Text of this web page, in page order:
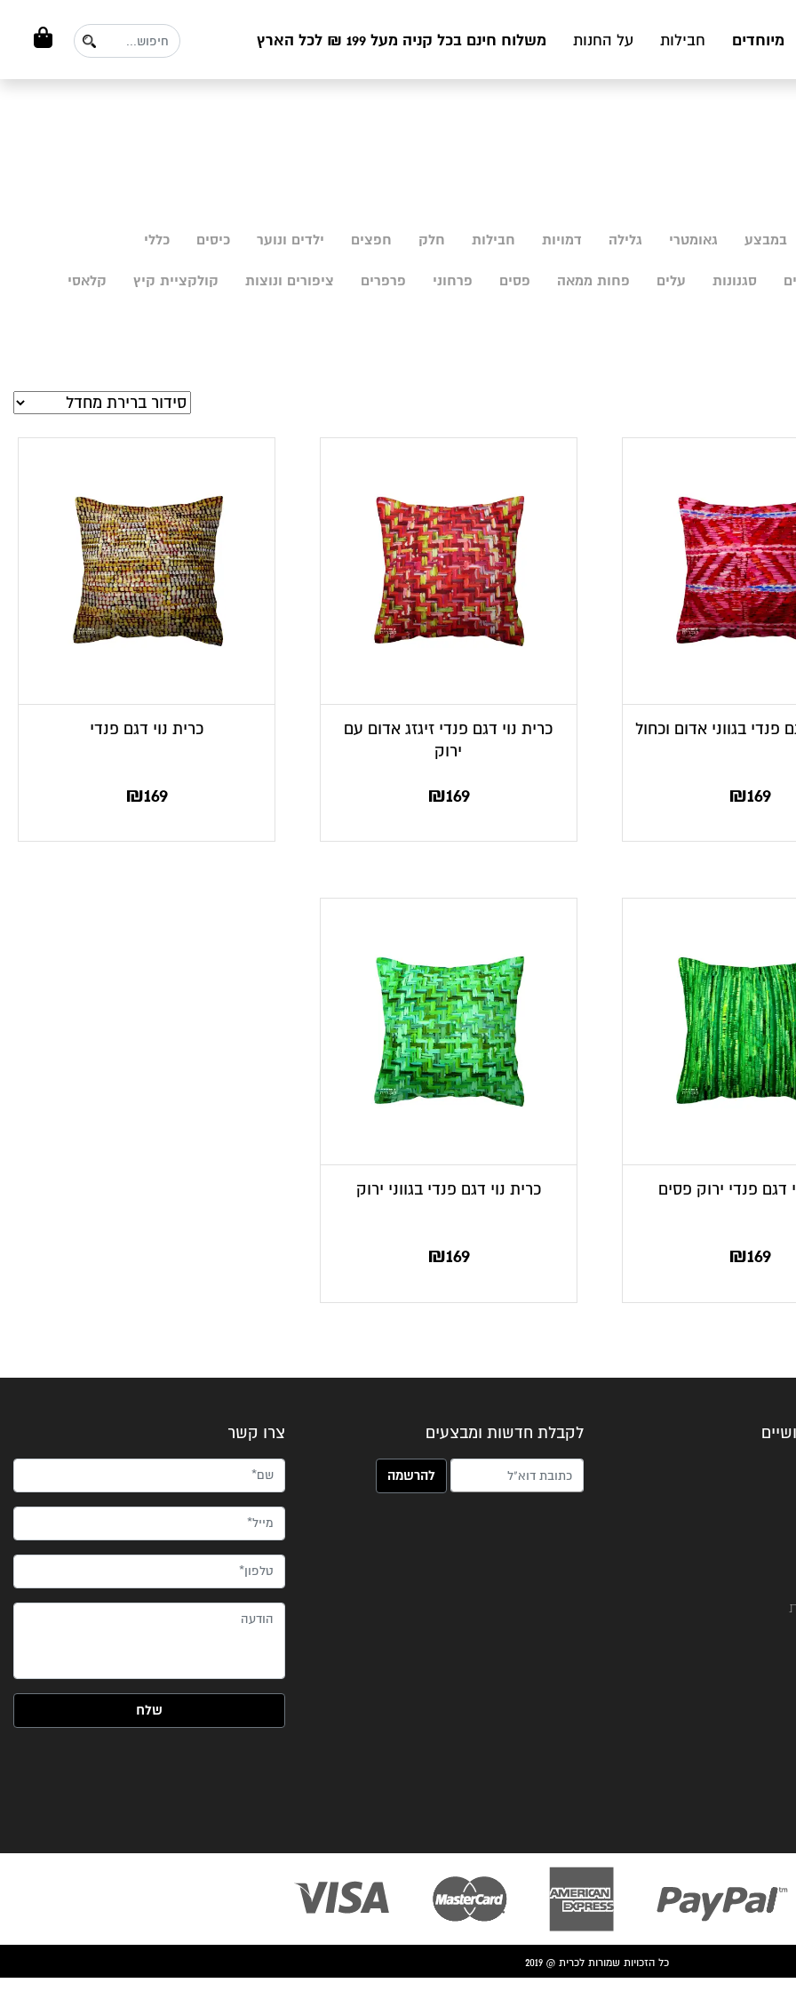
מיוחדים חבילות על החנות משלוח חינם בכל קניה מעל 199 ₪ לכל הארץ
במבצע גאומטרי גלילה דמויות חבילות חלק חפצים ילדים ונוער כיסים כללי
סגנונות עלים פחות ממאה פסים פרחוני פרפרים ציפורים ונוצות קולקציית קיץ קלאסי
פנדי בגווני אדום וכחול
₪169
כרית נוי דגם פנדי זיגזג אדום עם
ירוק
₪169
כרית נוי דגם פנדי
₪169
דגם פנדי ירוק פסים
₪169
כרית נוי דגם פנדי בגווני ירוק
₪169
לקבלת חדשות ומבצעים
האימייל שלך (חובה)
צרו קשר
שם*
מייל*
טלפון*
הודעה
כל הזכויות שמורות לכרית @ 2019